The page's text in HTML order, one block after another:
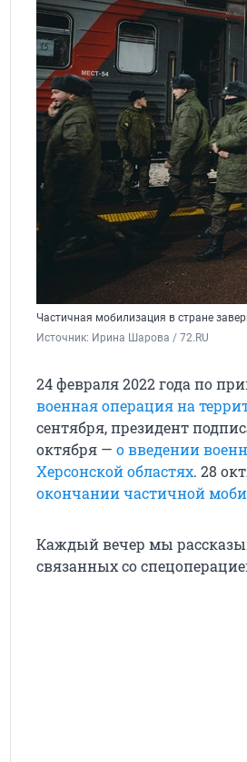
Частичная мобилизация в стране
Источник: Ирина Шарова / 72.RU
24 февраля 2022 года по
военная операция на
сентября, президент
октября — о введении
Херсонской областях. 28
окончании частичной
Каждый вечер мы
связанных со